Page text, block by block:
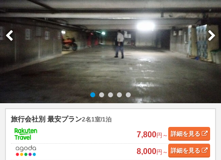
旅行会社別 最安プラン2名1室/1泊
7,800円～ 詳細を見る
8,000円～ 詳細を見る